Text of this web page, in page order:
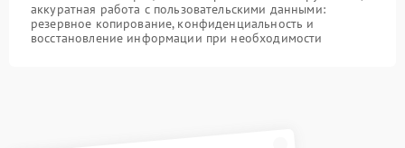
аккуратная работа с пользовательскими данными:
резервное копирование, конфиденциальность и
восстановление информации при необходимости